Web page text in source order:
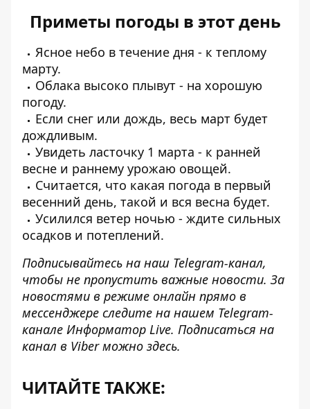
Приметы погоды в этот день
Ясное небо в течение дня - к теплому
марту.
Облака высоко плывут - на хорошую
погоду.
Если снег или дождь, весь март будет
дождливым.
Увидеть ласточку 1 марта - к ранней
весне и раннему урожаю овощей.
Считается, что какая погода в первый
весенний день, такой и вся весна будет.
Усилился ветер ночью - ждите сильных
осадков и потеплений.
Подписывайтесь на наш Telegram-канал,
чтобы не пропустить важные новости. За
новостями в режиме онлайн прямо в
мессенджере следите на нашем Telegram-
канале Информатор Live. Подписаться на
канал в Viber можно здесь.
ЧИТАЙТЕ ТАКЖЕ: